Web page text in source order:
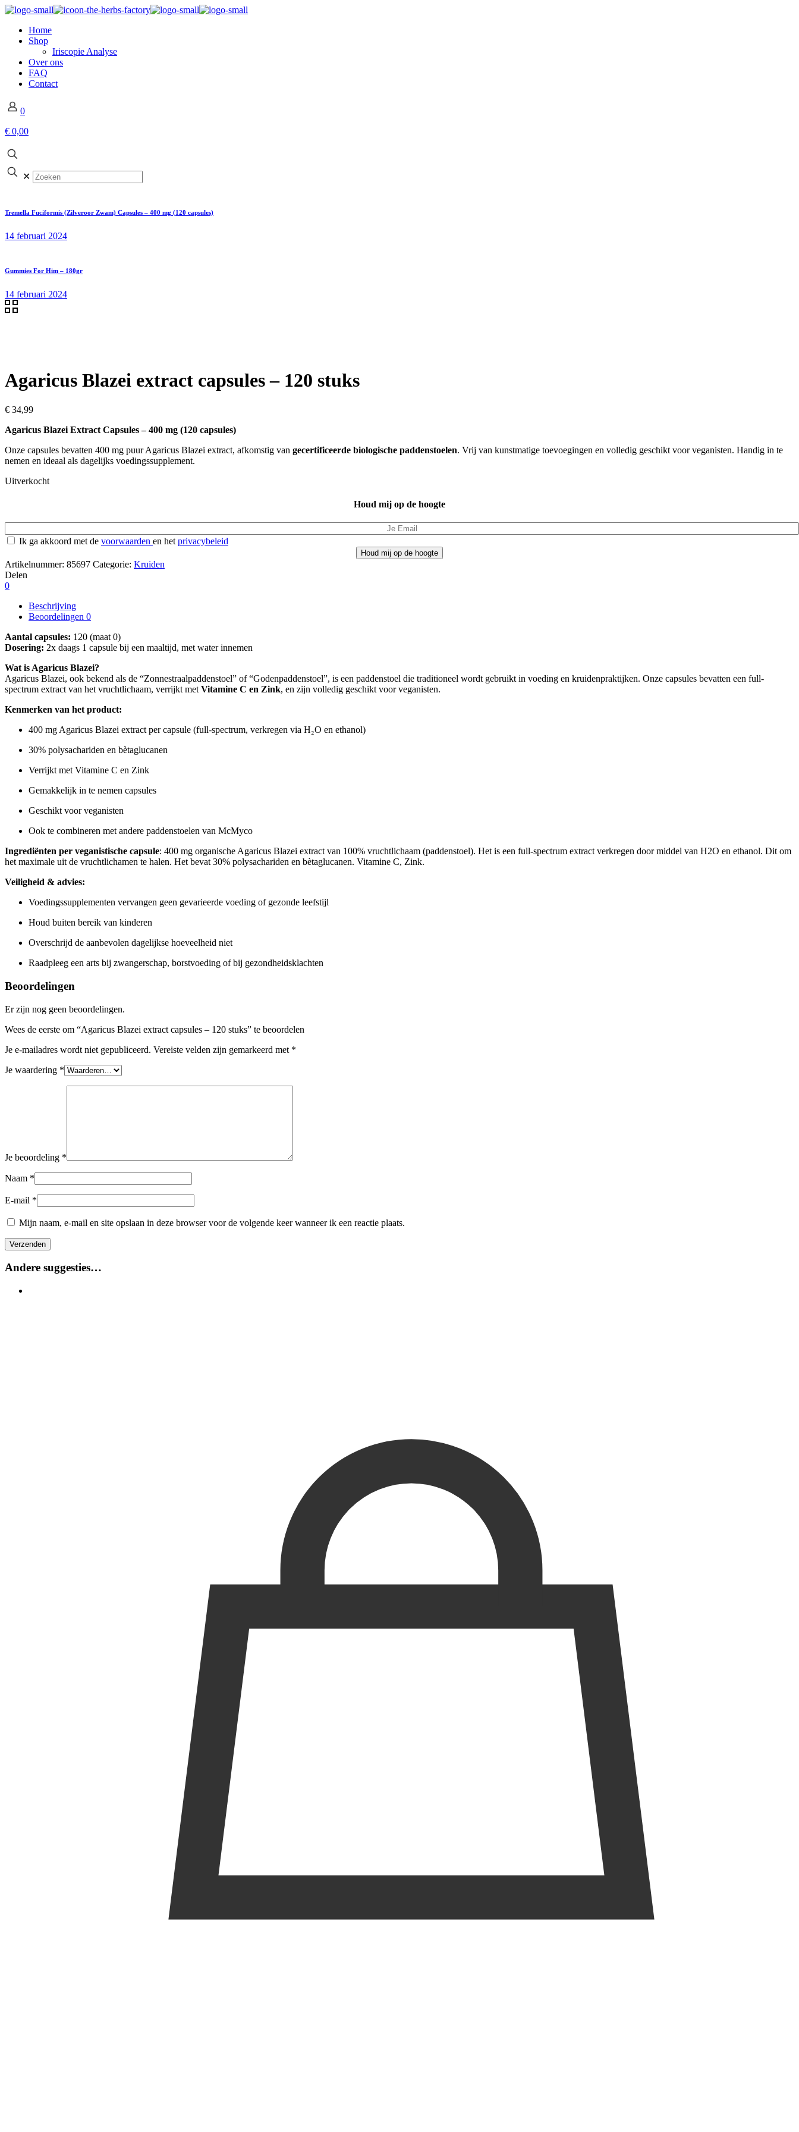
Home
Shop
Iriscopie Analyse
Over ons
FAQ
Contact
0
€ 0,00
✕
Tremella Fuciformis (Zilveroor Zwam) Capsules – 400 mg (120 capsules)
14 februari 2024
Gummies For Him – 180gr
14 februari 2024
Agaricus Blazei extract capsules – 120 stuks
€ 34,99
Agaricus Blazei Extract Capsules – 400 mg (120 capsules)
Onze capsules bevatten 400 mg puur Agaricus Blazei extract, afkomstig van gecertificeerde biologische paddenstoelen. Vrij van kunstmatige toevoegingen en volledig geschikt voor veganisten. Handig in te
nemen en ideaal als dagelijks voedingssupplement.
Uitverkocht
Houd mij op de hoogte
Ik ga akkoord met de voorwaarden en het privacybeleid
Artikelnummer: 85697 Categorie: Kruiden
Delen
0
Beschrijving
Beoordelingen 0
Aantal capsules: 120 (maat 0)
Dosering: 2x daags 1 capsule bij een maaltijd, met water innemen
Wat is Agaricus Blazei?
Agaricus Blazei, ook bekend als de “Zonnestraalpaddenstoel” of “Godenpaddenstoel”, is een paddenstoel die traditioneel wordt gebruikt in voeding en kruidenpraktijken. Onze capsules bevatten een full-
spectrum extract van het vruchtlichaam, verrijkt met Vitamine C en Zink, en zijn volledig geschikt voor veganisten.
Kenmerken van het product:
400 mg Agaricus Blazei extract per capsule (full-spectrum, verkregen via H₂O en ethanol)
30% polysachariden en bètaglucanen
Verrijkt met Vitamine C en Zink
Gemakkelijk in te nemen capsules
Geschikt voor veganisten
Ook te combineren met andere paddenstoelen van McMyco
Ingrediënten per veganistische capsule: 400 mg organische Agaricus Blazei extract van 100% vruchtlichaam (paddenstoel). Het is een full-spectrum extract verkregen door middel van H2O en ethanol. Dit om
het maximale uit de vruchtlichamen te halen. Het bevat 30% polysachariden en bètaglucanen. Vitamine C, Zink.
Veiligheid & advies:
Voedingssupplementen vervangen geen gevarieerde voeding of gezonde leefstijl
Houd buiten bereik van kinderen
Overschrijd de aanbevolen dagelijkse hoeveelheid niet
Raadpleeg een arts bij zwangerschap, borstvoeding of bij gezondheidsklachten
Beoordelingen
Er zijn nog geen beoordelingen.
Wees de eerste om “Agaricus Blazei extract capsules – 120 stuks” te beoordelen
Je e-mailadres wordt niet gepubliceerd. Vereiste velden zijn gemarkeerd met *
Je waardering *
Je beoordeling *
Naam *
E-mail *
Mijn naam, e-mail en site opslaan in deze browser voor de volgende keer wanneer ik een reactie plaats.
Andere suggesties…